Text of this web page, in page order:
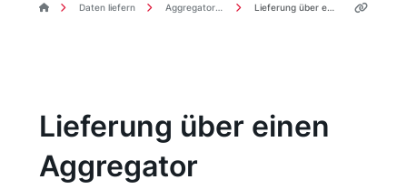
DDBpro Startseite
Daten liefern Aggregatoren Lieferung über einen Aggregator
Lieferung über einen
Aggregator